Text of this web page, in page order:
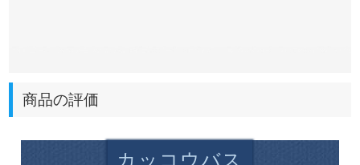
商品の評価
カッコウバス